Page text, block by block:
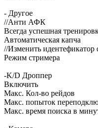
- Другое
//Анти АФК
Всегда успешная
Автоматическая капча
//Изменить идентефикатор
Режим стримера
-K/D Дроппер
Включить
Макс. Кол-во рейдов
Макс. попыток
Макс. время поиска в